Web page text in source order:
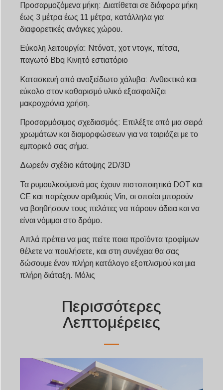
Προσαρμοζόμενα μήκη: Διατίθεται σε διάφορα μήκη
έως 3 μέτρα έως 11 μέτρα, κατάλληλα για
διαφορετικές ανάγκες χώρου.
Εύκολη λειτουργία: Ντόνατ, χοτ ντογκ, πίτσα,
παγωτό Bbq Κινητό εστιατόριο
Κατασκευή από ανοξείδωτο χάλυβα: Ανθεκτικό και
εύκολο στον καθαρισμό υλικό εξασφαλίζει
μακροχρόνια χρήση.
Προσαρμόσιμος σχεδιασμός: Επιλέξτε από μια σειρά
χρωμάτων και διαμορφώσεων για να ταιριάζει με το
εμπορικό σας σήμα.
Δωρεάν σχέδιο κάτοψης 2D/3D
Τα ρυμουλκούμενά μας έχουν πιστοποιητικά DOT και
CE και παρέχουν αριθμούς Vin, οι οποίοι μπορούν
να βοηθήσουν τους πελάτες να πάρουν άδεια και να
είναι νόμιμοι στο δρόμο.
Απλά πρέπει να μας πείτε ποια προϊόντα τροφίμων
θέλετε να πουλήσετε, και στη συνέχεια θα σας
δώσουμε έναν πλήρη κατάλογο εξοπλισμού και μια
πλήρη διάταξη. Μόλις
Περισσότερες
Λεπτομέρειες